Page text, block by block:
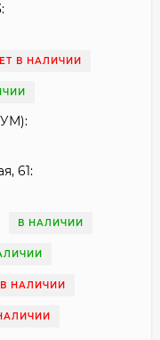
В НАЛИЧИИ
61:
В НАЛИЧИИ
НАЛИЧИИ